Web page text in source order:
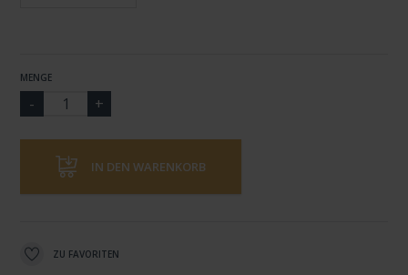
MENGE
IN DEN WARENKORB
ZU FAVORITEN